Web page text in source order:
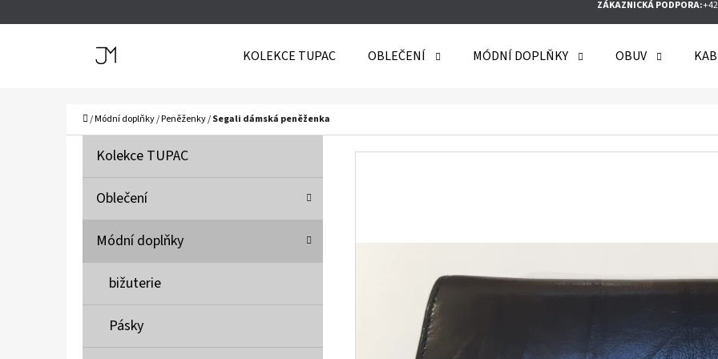
ZÁKAZNICKÁ PODPORA:
KOLEKCE TUPAC OBLEČENÍ MÓDNÍ DOPLŇKY OBUV
Domů
/Módní doplňky/Peněženky/Segali dámská peněženka
Přeskočit
K Kolekce TUPAC
Oblečení
Módní doplňky
bižuterie
Pásky
DOPORUČUJEME